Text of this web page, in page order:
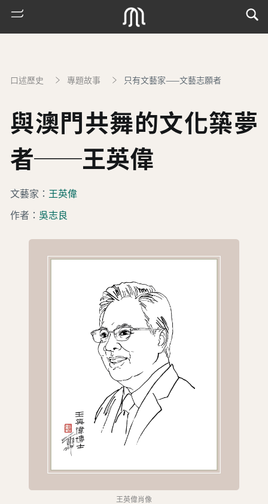
口述歷史 專題故事 只有文藝家——文藝志願者
與澳門共舞的文化築夢
者──王英偉
文藝家： 王英偉
作者： 吳志良
王英偉肖像